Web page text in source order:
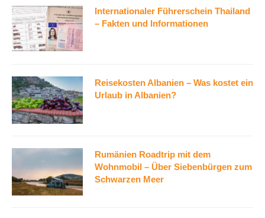
Internationaler Führerschein Thailand
– Fakten und Informationen
Reisekosten Albanien – Was kostet ein
Urlaub in Albanien?
Rumänien Roadtrip mit dem
Wohnmobil – Über Siebenbürgen zum
Schwarzen Meer